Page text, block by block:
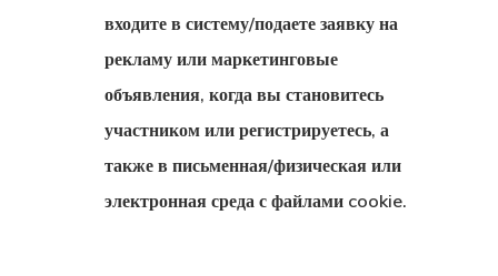
входите в систему/подаете заявку на
рекламу или маркетинговые
объявления, когда вы становитесь
участником или регистрируетесь, а
также в письменная/физическая или
электронная среда с файлами cookie.